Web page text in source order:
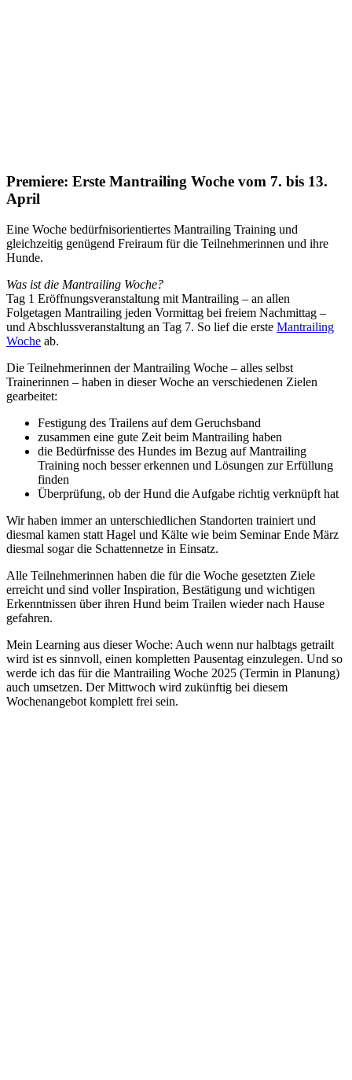
Premiere: Erste Mantrailing Woche vom 7. bis 13.
April
Eine Woche bedürfnisorientiertes Mantrailing Training und
gleichzeitig genügend Freiraum für die Teilnehmerinnen und ihre
Hunde.
Was ist die Mantrailing Woche?
Tag 1 Eröffnungsveranstaltung mit Mantrailing – an allen
Folgetagen Mantrailing jeden Vormittag bei freiem Nachmittag –
und Abschlussveranstaltung an Tag 7. So lief die erste Mantrailing
Woche ab.
Die Teilnehmerinnen der Mantrailing Woche – alles selbst
Trainerinnen – haben in dieser Woche an verschiedenen Zielen
gearbeitet:
Festigung des Trailens auf dem Geruchsband
zusammen eine gute Zeit beim Mantrailing haben
die Bedürfnisse des Hundes im Bezug auf Mantrailing
Training noch besser erkennen und Lösungen zur Erfüllung
finden
Überprüfung, ob der Hund die Aufgabe richtig verknüpft hat
Wir haben immer an unterschiedlichen Standorten trainiert und
diesmal kamen statt Hagel und Kälte wie beim Seminar Ende März
diesmal sogar die Schattennetze in Einsatz.
Alle Teilnehmerinnen haben die für die Woche gesetzten Ziele
erreicht und sind voller Inspiration, Bestätigung und wichtigen
Erkenntnissen über ihren Hund beim Trailen wieder nach Hause
gefahren.
Mein Learning aus dieser Woche: Auch wenn nur halbtags getrailt
wird ist es sinnvoll, einen kompletten Pausentag einzulegen. Und so
werde ich das für die Mantrailing Woche 2025 (Termin in Planung)
auch umsetzen. Der Mittwoch wird zukünftig bei diesem
Wochenangebot komplett frei sein.